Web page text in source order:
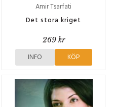
Amir Tsarfati
Det stora kriget
269 kr
INFO KÖP